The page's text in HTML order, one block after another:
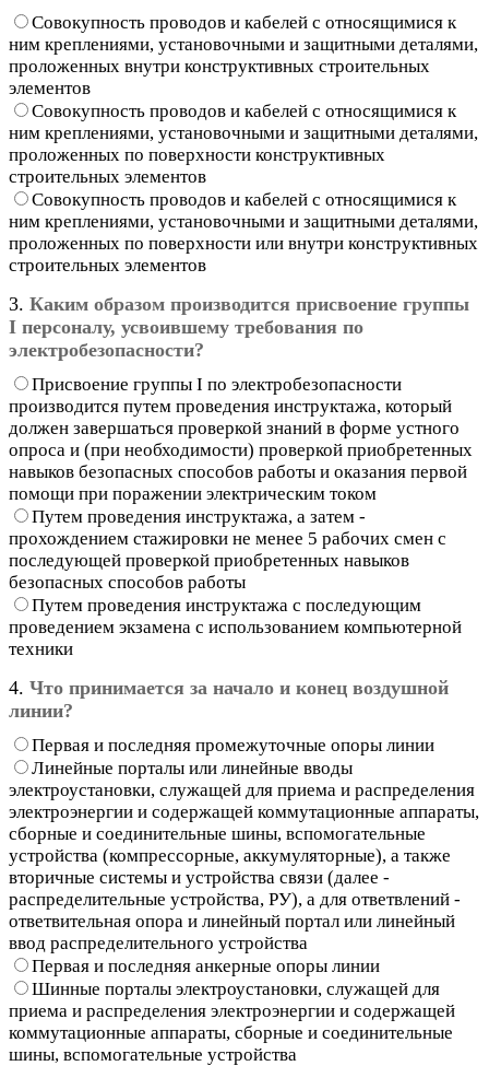
Совокупность проводов и кабелей с относящимися к
ним креплениями, установочными и защитными деталями,
проложенных внутри конструктивных строительных
элементов
Совокупность проводов и кабелей с относящимися к
ним креплениями, установочными и защитными деталями,
проложенных по поверхности конструктивных
строительных элементов
Совокупность проводов и кабелей с относящимися к
ним креплениями, установочными и защитными деталями,
проложенных по поверхности или внутри конструктивных
строительных элементов
3. Каким образом производится присвоение группы
I персоналу, усвоившему требования по
электробезопасности?
Присвоение группы I по электробезопасности
производится путем проведения инструктажа, который
должен завершаться проверкой знаний в форме устного
опроса и (при необходимости) проверкой приобретенных
навыков безопасных способов работы и оказания первой
помощи при поражении электрическим током
Путем проведения инструктажа, а затем -
прохождением стажировки не менее 5 рабочих смен с
последующей проверкой приобретенных навыков
безопасных способов работы
Путем проведения инструктажа с последующим
проведением экзамена с использованием компьютерной
техники
4. Что принимается за начало и конец воздушной
линии?
Первая и последняя промежуточные опоры линии
Линейные порталы или линейные вводы
электроустановки, служащей для приема и распределения
электроэнергии и содержащей коммутационные аппараты,
сборные и соединительные шины, вспомогательные
устройства (компрессорные, аккумуляторные), а также
вторичные системы и устройства связи (далее -
распределительные устройства, РУ), а для ответвлений -
ответвительная опора и линейный портал или линейный
ввод распределительного устройства
Первая и последняя анкерные опоры линии
Шинные порталы электроустановки, служащей для
приема и распределения электроэнергии и содержащей
коммутационные аппараты, сборные и соединительные
шины, вспомогательные устройства